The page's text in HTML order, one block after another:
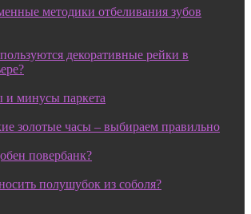
методики отбеливания зубов
декоративные рейки в
минусы паркета
золотые часы – выбираем правильно
повербанк?
полушубок из соболя?